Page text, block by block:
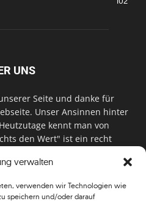
verwalten
verwenden wir Technologien wie
speichern und/oder darauf
UNS
Seite und danke für
Unser Ansinnen hinter
kennt man von
den Wert" ist ein recht
mit außergewöhnlichen
unserer Website & auf